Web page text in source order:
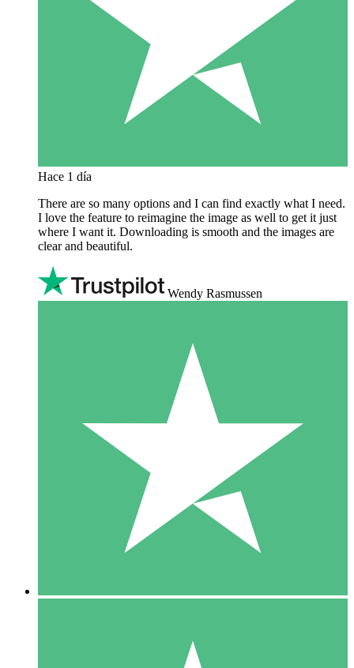
Hace 1 día
There are so many options and I can find exactly what I need.
I love the feature to reimagine the image as well to get it just
where I want it. Downloading is smooth and the images are
clear and beautiful.
Wendy Rasmussen